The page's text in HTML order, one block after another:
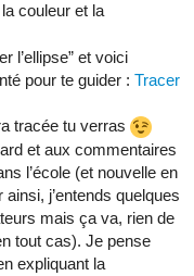
couleur et la
l’ellipse” et voici
pour te guider : Tracer
tracée tu verras
et aux commentaires
l’école (et nouvelle en
j’entends quelques
mais ça va, rien de
tout cas). Je pense
expliquant la